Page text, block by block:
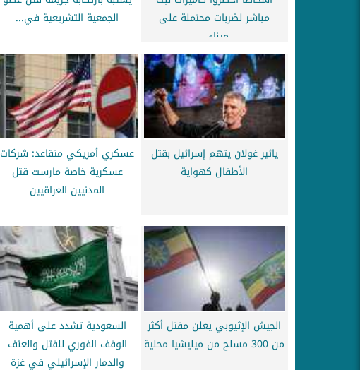
مباشر لضربات محتملة على
ميناء...
الجمعية التشريعية في...
يائير غولان يتهم إسرائيل بقتل
الأطفال كهواية
عسكري أمريكي متقاعد: شركات
عسكرية خاصة مارست قتل
المدنيين العراقيين
الجيش الإثيوبي يعلن مقتل أكثر
من 300 مسلح من ميليشيا محلية
السعودية تشدد على أهمية
الوقف الفوري للقتل والعنف
والدمار الإسرائيلي في غزة